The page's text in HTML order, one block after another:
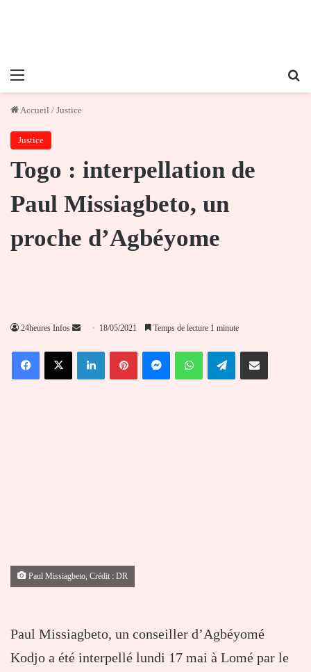
Menu
Accueil / Justice
Justice
Togo : interpellation de
Paul Missiagbeto, un
proche d’Agbéyome
24heures Infos
Envoyer
courriel
18/05/2021 Temps de lecture 1 minute
FacebookX LinkedinPinterestMessengerWhatsAppTelegramPartager par email
Paul Missiagbeto, Crédit : DR
Paul Missiagbeto, un conseiller d’Agbéyomé
Kodjo a été interpellé lundi 17 mai à Lomé par le